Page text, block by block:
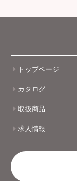
トップページ
カタログ
取扱商品
求人情報